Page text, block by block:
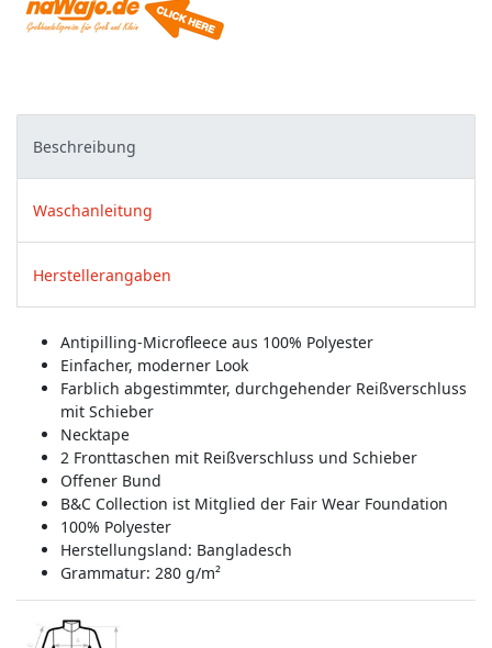
Beschreibung
Waschanleitung
Herstellerangaben
Antipilling-Microfleece aus 100% Polyester
Einfacher, moderner Look
Farblich abgestimmter, durchgehender Reißverschluss
mit Schieber
Necktape
2 Fronttaschen mit Reißverschluss und Schieber
Offener Bund
B&C Collection ist Mitglied der Fair Wear Foundation
100% Polyester
Herstellungsland: Bangladesch
Grammatur: 280 g/m²